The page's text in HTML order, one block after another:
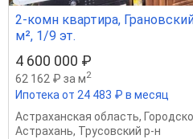
2-комн квартира,
м², 1/9 эт.
4 600 000 ₽
62 162 ₽ за м2
Ипотека от 24 483 ₽ в месяц
Астраханская область,
Астрахань, Трусовский р-н